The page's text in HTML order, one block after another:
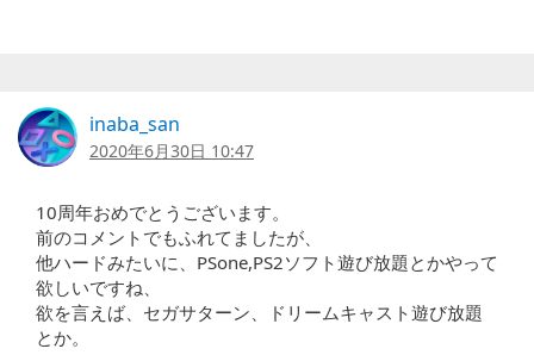
inaba_san
2020年6月30日 10:47
10周年おめでとうございます。
前のコメントでもふれてましたが、
他ハードみたいに、PSone,PS2ソフト遊び放題とかやって
欲しいですね、
欲を言えば、セガサターン、ドリームキャスト遊び放題
とか。